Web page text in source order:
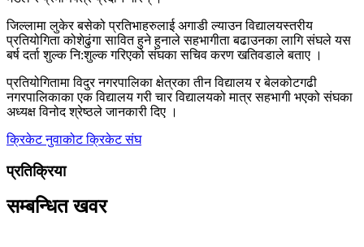
जिल्लामा लुकेर बसेको प्रतिभाहरुलाई अगाडी ल्याउन विद्यालयस्तरीय
प्रतियोगिता कोशेढुंगा सावित हुने हुनाले सहभागीता बढाउनका लागि संघले यस
बर्ष दर्ता शुल्क नि:शुल्क गरिएको संघका सचिव करण खतिवडाले बताए ।
प्रतियोगितामा विदुर नगरपालिका क्षेत्रका तीन विद्यालय र बेलकोटगढी
नगरपालिकाका एक विद्यालय गरी चार विद्यालयको मात्र सहभागी भएको संघका
अध्यक्ष विनोद श्रेष्ठले जानकारी दिए ।
क्रिकेटनुवाकोट क्रिकेट संघ
प्रतिक्रिया
सम्बन्धित खवर